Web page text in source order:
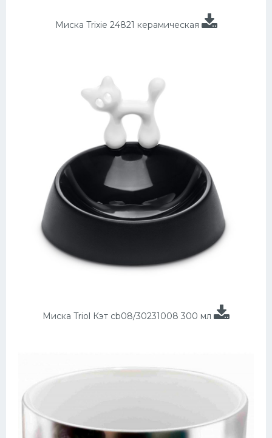
Миска Trixie 24821 керамическая
Миска Triol Кэт cb08/30231008 300 мл